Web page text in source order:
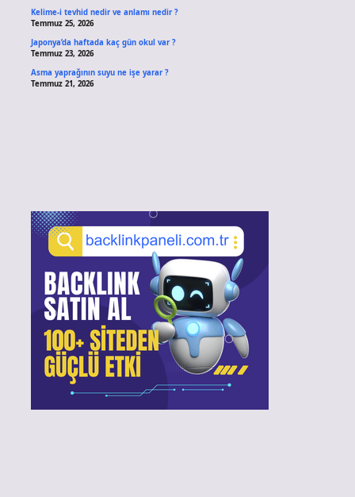
Kelime-i tevhid nedir ve anlamı nedir ?
Temmuz 25, 2026
Japonya’da haftada kaç gün okul var ?
Temmuz 23, 2026
Asma yaprağının suyu ne işe yarar ?
Temmuz 21, 2026